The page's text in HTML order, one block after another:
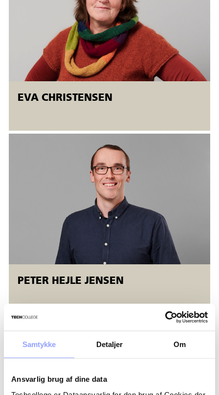
Samtykke Detaljer Om
Ansvarlig brug af dine data
· Aflæse almindeligt forekommende emnetegninger.
· Målsætte snit-billeder og gevindaftegninger, enten på
udleverede CAD solider eller med almindeligt
forekommende tegneredskaber.
· Anvende emnetegninger i industriel produktion, herunder
til sporbarhed af færdigvarer.
Målgruppe:
og henvender sig til ufaglærte og faglærte operatører, som
f.eks. anvendes forud for deltagelse på andre AMU-kurser
inden for tegningsforståelse, måleteknik, CAD/CAM og/eller
spåntagende bearbejdning.
CAD-kurserne afvikles i åbent værksted.
Åbent værksted er fleksible AMU-kurser, der tilbydes både
ansatte og ledige. Åbent værksted betyder, der er mulighed
for fleksibel start (
opstart mandage
). Kurserne kører
samtidig på forskellige niveauer, og kursisterne bliver
undervist individuelt.
EVA CHRISTENSEN
PETER HEJLE JENSEN
FORDELAGTIGE DELTAGERVILKÅR
TILSKUD OG ØKONOMI